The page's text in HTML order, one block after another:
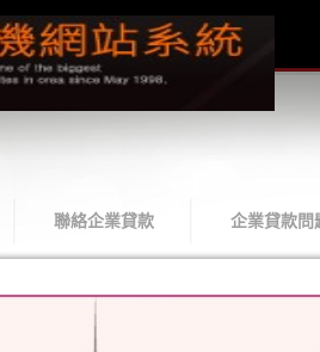
聯絡企業貸款 企業貸款問